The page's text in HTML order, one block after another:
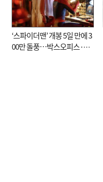
‘스파이더맨’ 개봉 5일 만에 3
00만 돌풍…박스오피스·예